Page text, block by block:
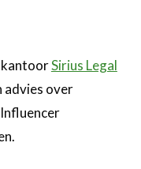
Sirius Legal
advies over